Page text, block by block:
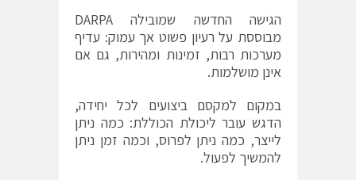
הגישה החדשה שמובילה DARPA
מבוססת על רעיון פשוט אך עמוק: עדיף
מערכות רבות, זמינות ומהירות, גם אם
אינן מושלמות.
במקום למקסם ביצועים לכל יחידה,
הדגש עובר ליכולת הכוללת: כמה ניתן
לייצר, כמה ניתן לפרוס, וכמה זמן ניתן
להמשיך לפעול.